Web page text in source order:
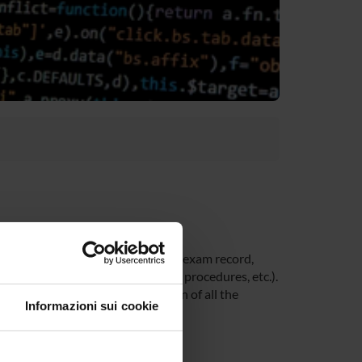
Informazioni sui cookie
at the University (Student’s exam record,
office forms, administrative procedures, etc.).
be able to receive notification of all the
app.